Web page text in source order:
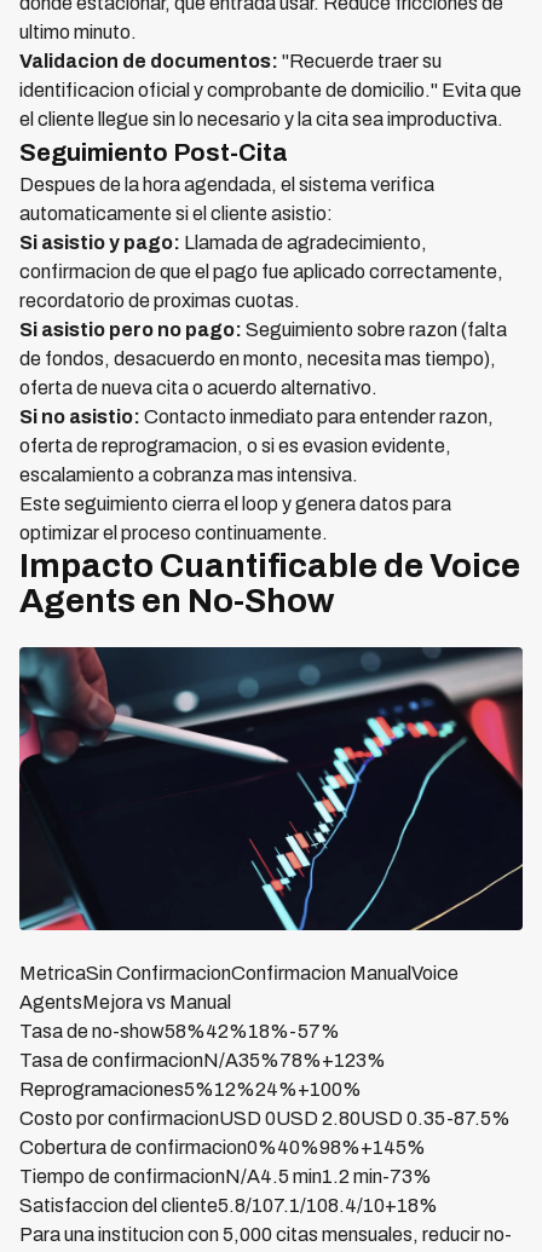
ultimo minuto.
Validacion de documentos: "Recuerde traer su
identificacion oficial y comprobante de domicilio." Evita que
el cliente llegue sin lo necesario y la cita sea improductiva.
Seguimiento Post-Cita
Despues de la hora agendada, el sistema verifica
automaticamente si el cliente asistio:
Si asistio y pago: Llamada de agradecimiento,
confirmacion de que el pago fue aplicado correctamente,
recordatorio de proximas cuotas.
Si asistio pero no pago: Seguimiento sobre razon (falta
de fondos, desacuerdo en monto, necesita mas tiempo),
oferta de nueva cita o acuerdo alternativo.
Si no asistio: Contacto inmediato para entender razon,
oferta de reprogramacion, o si es evasion evidente,
escalamiento a cobranza mas intensiva.
Este seguimiento cierra el loop y genera datos para
optimizar el proceso continuamente.
Impacto Cuantificable de Voice
Agents en No-Show
MetricaSin ConfirmacionConfirmacion ManualVoice
AgentsMejora vs Manual
Tasa de no-show58%42%18%-57%
Tasa de confirmacionN/A35%78%+123%
Reprogramaciones5%12%24%+100%
Costo por confirmacionUSD 0USD 2.80USD 0.35-87.5%
Cobertura de confirmacion0%40%98%+145%
Tiempo de confirmacionN/A4.5 min1.2 min-73%
Satisfaccion del cliente5.8/107.1/108.4/10+18%
Para una institucion con 5,000 citas mensuales, reducir no-